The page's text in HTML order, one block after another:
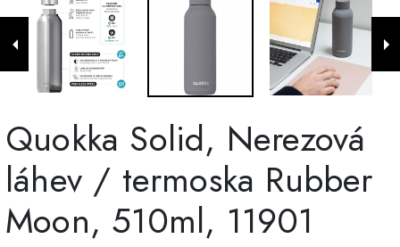
Quokka Solid, Nerezová
láhev / termoska Rubber
Moon, 510ml, 11901